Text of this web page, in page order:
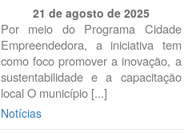
21 de agosto de 2025
Por meio do Programa Cidade
Empreendedora, a iniciativa tem
como foco promover a inovação, a
sustentabilidade e a capacitação
local O município [...]
Notícias